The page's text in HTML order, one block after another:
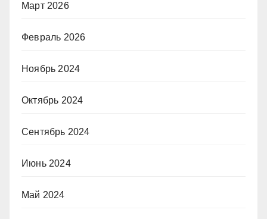
Март 2026
Февраль 2026
Ноябрь 2024
Октябрь 2024
Сентябрь 2024
Июнь 2024
Май 2024